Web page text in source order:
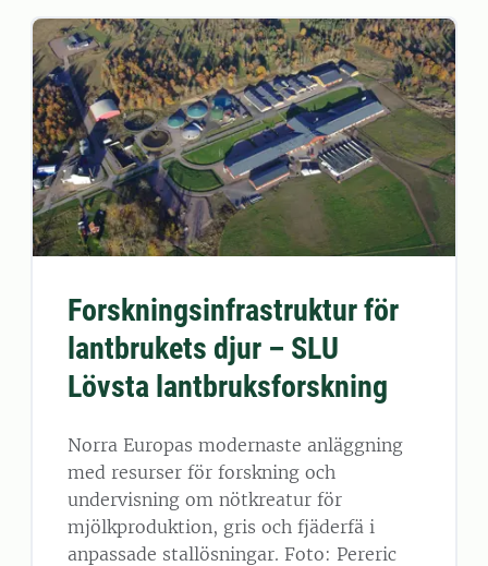
Forskningsinfrastruktur för
lantbrukets djur – SLU
Lövsta lantbruksforskning
Norra Europas modernaste anläggning
med resurser för forskning och
undervisning om nötkreatur för
mjölkproduktion, gris och fjäderfä i
anpassade stallösningar. Foto: Pereric